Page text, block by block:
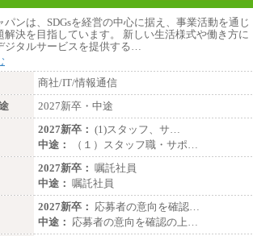
パンは、SDGsを経営の中心に据え、事業活動を通じ
解決を目指しています。 新しい生活様式や働き方に
ジタルサービスを提供する…
商社/IT/情報通信
2027新卒・中途
2027新卒： (1)スタッフ、サ…
中途：
（１）スタッフ職・サポ…
2027新卒： 嘱託社員
中途： 嘱託社員
2027新卒： 応募者の意向を確認…
中途： 応募者の意向を確認の上…